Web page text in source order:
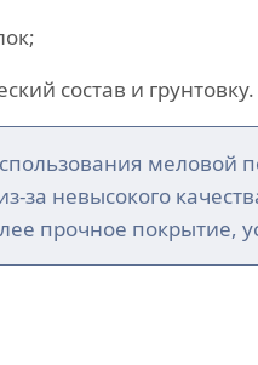
состав и грунтовку.
меловой
за невысокого
прочное покрытие,